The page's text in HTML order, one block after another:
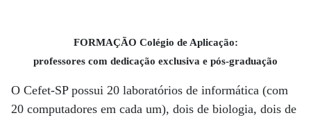
FORMAÇÃO Colégio de Aplicação:
professores com dedicação exclusiva e pós-graduação
O Cefet-SP possui 20 laboratórios de informática (com
20 computadores em cada um), dois de biologia, dois de